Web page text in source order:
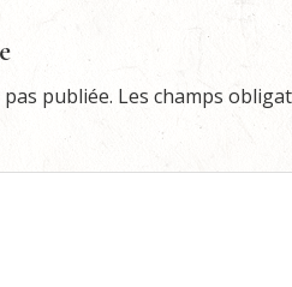
publiée. Les champs